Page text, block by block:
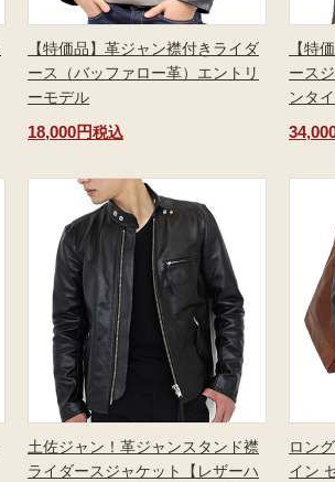
【特価品】革ジャン襟付きライダ
ース（バッファロー革）エントリ
ーモデル
18,000円税込
【特
ース
ンタ
土佐ジャン！革ジャンスタンド襟
ライダースジャケット【レザーハ
ロン
イン